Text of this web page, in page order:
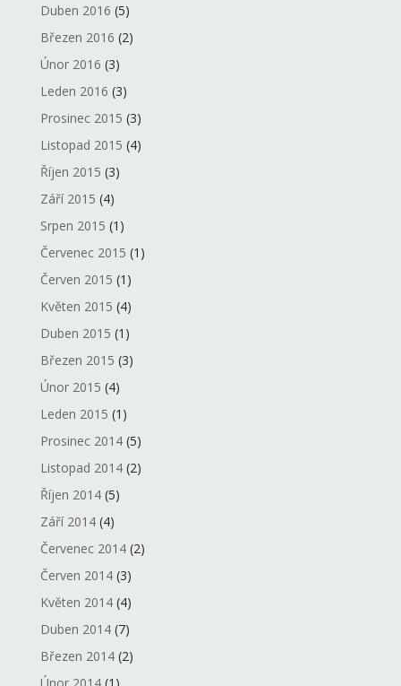
Duben 2016 (5)
Březen 2016 (2)
Únor 2016 (3)
Leden 2016 (3)
Prosinec 2015 (3)
Listopad 2015 (4)
Říjen 2015 (3)
Září 2015 (4)
Srpen 2015 (1)
Červenec 2015 (1)
Červen 2015 (1)
Květen 2015 (4)
Duben 2015 (1)
Březen 2015 (3)
Únor 2015 (4)
Leden 2015 (1)
Prosinec 2014(5)
Listopad 2014(2)
Říjen 2014(5)
Září 2014(4)
Červenec 2014(2)
Červen 2014(3)
Květen 2014(4)
Duben 2014(7)
Březen 2014(2)
Únor 2014(1)